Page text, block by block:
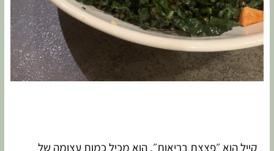
קייל הוא ״פצצת בריאות״. הוא מכיל כמות עצומה של